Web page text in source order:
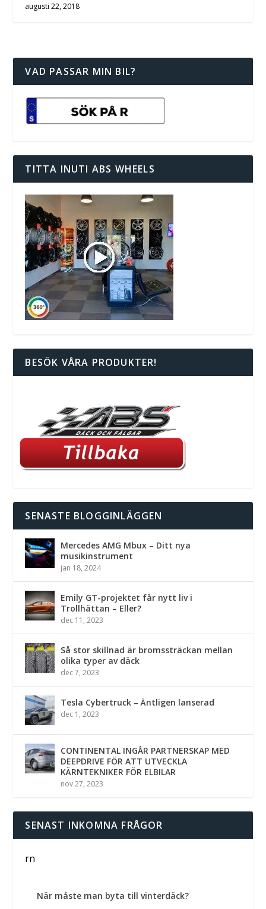
augusti 22, 2018
VAD PASSAR MIN BIL?
TITTA INUTI ABS WHEELS
BESÖK VÅRA PRODUKTER!
SENASTE BLOGGINLÄGGEN
Mercedes AMG Mbux – Ditt nya
musikinstrument
jan 18, 2024
Emily GT-projektet får nytt liv i
Trollhättan – Eller?
dec 11, 2023
Så stor skillnad är bromssträckan mellan
olika typer av däck
dec 7, 2023
Tesla Cybertruck – Äntligen lanserad
dec 1, 2023
CONTINENTAL INGÅR PARTNERSKAP MED
DEEPDRIVE FÖR ATT UTVECKLA
KÄRNTEKNIKER FÖR ELBILAR
nov 27, 2023
SENAST INKOMNA FRÅGOR
rn
När måste man byta till vinterdäck?